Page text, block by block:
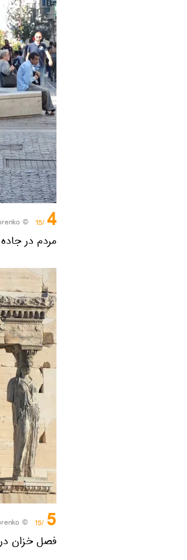
4
/15
© Sputnik / Vladimir Fedorenko
مردم در
5
/15
© Sputnik / Vladimir Fedorenko
فصل خزان